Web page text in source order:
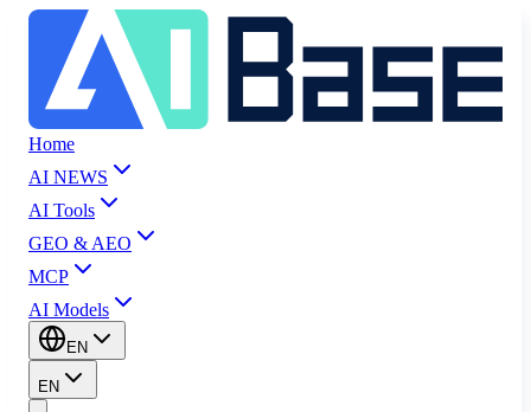
Home
AI NEWS
AI Tools
GEO & AEO
MCP
AI Models
EN
EN